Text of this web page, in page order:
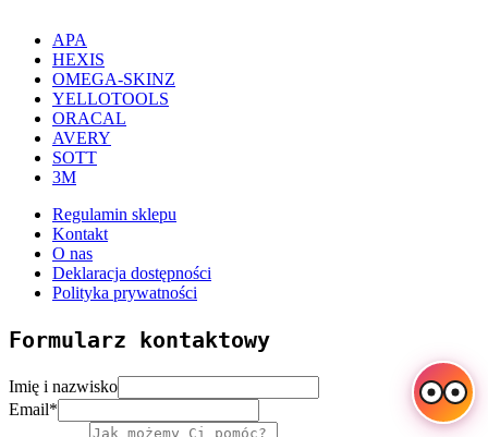
APA
HEXIS
OMEGA-SKINZ
YELLOTOOLS
ORACAL
AVERY
SOTT
3M
Regulamin sklepu
Kontakt
O nas
Deklaracja dostępności
Polityka prywatności
Formularz kontaktowy
Imię i nazwisko
Email*